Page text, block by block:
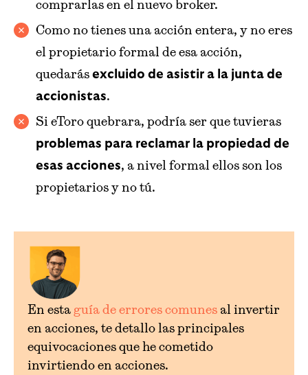
comprarlas en el nuevo broker.
Como no tienes una acción entera, y no eres
el propietario formal de esa acción,
quedarás excluido de asistir a la junta de
accionistas.
Si eToro quebrara, podría ser que tuvieras
problemas para reclamar la propiedad de
esas acciones, a nivel formal ellos son los
propietarios y no tú.
En esta guía de errores comunesal invertir
en acciones, te detallo las principales
equivocaciones que he cometido
invirtiendo en acciones.